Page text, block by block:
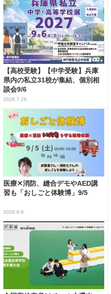
【高校受験】【中学受験】兵庫
県内の私立31校が集結、個別相
談会9/6
2026.7.28
医療✕消防、縫合デモやAED講
習も「おしごと体験博」9/5
2026.8.6